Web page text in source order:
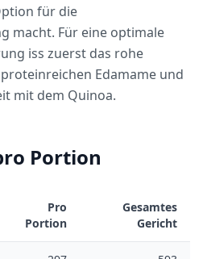
für die
macht. Für eine optimale
iss zuerst das rohe
Edamame und
mit dem Quinoa.
Portion
Pro
Portion
Gesamtes
Gericht